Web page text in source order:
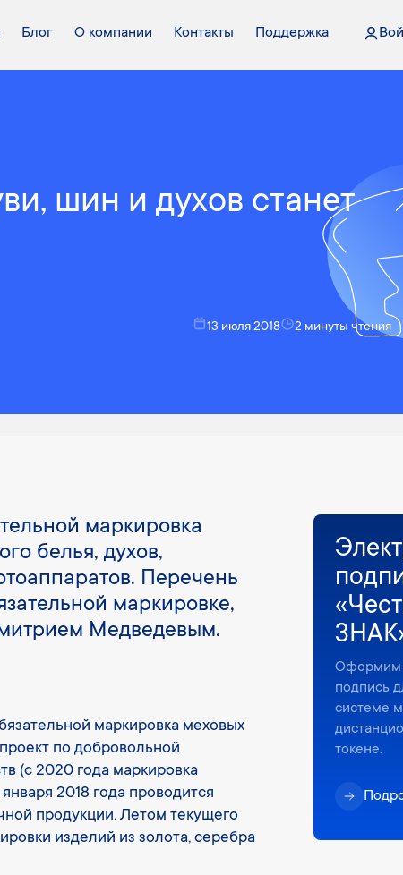
Блог О компании Контакты Поддержка
шин и духов станет
13 июля 2018 2 минуты чтения
маркировка
белья, духов,
Перечень
маркировке,
Медведевым.
маркировка меховых
по добровольной
(с 2020 года маркировка
2018 года проводится
продукции. Летом текущего
изделий из золота, серебра
Оформим
подпись
системе
токене.